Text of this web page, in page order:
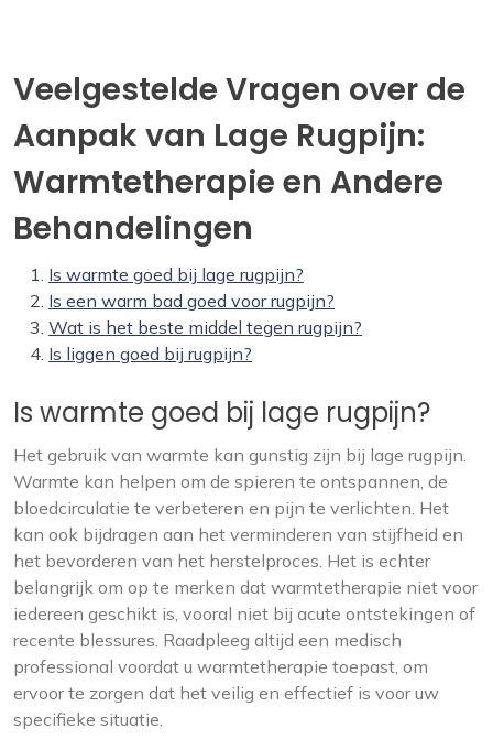
Veelgestelde Vragen over de
Aanpak van Lage Rugpijn:
Warmtetherapie en Andere
Behandelingen
Is warmte goed bij lage rugpijn?
Is een warm bad goed voor rugpijn?
Wat is het beste middel tegen rugpijn?
Is liggen goed bij rugpijn?
Is warmte goed bij lage rugpijn?
Het gebruik van warmte kan gunstig zijn bij lage rugpijn.
Warmte kan helpen om de spieren te ontspannen, de
bloedcirculatie te verbeteren en pijn te verlichten. Het
kan ook bijdragen aan het verminderen van stijfheid en
het bevorderen van het herstelproces. Het is echter
belangrijk om op te merken dat warmtetherapie niet voor
iedereen geschikt is, vooral niet bij acute ontstekingen of
recente blessures. Raadpleeg altijd een medisch
professional voordat u warmtetherapie toepast, om
ervoor te zorgen dat het veilig en effectief is voor uw
specifieke situatie.